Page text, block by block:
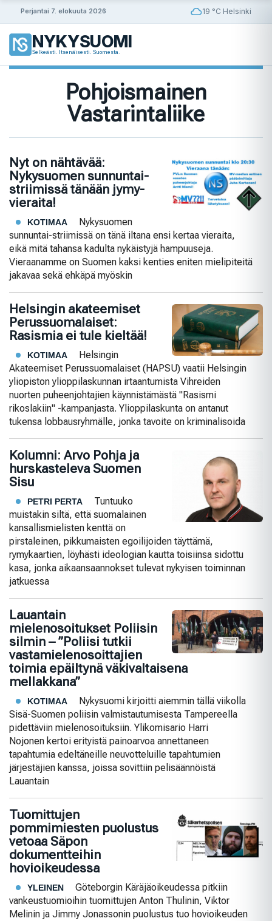
Perjantai 7. elokuuta 2026 19 °C Helsinki
NYKYSUOMI
Selkeästi. Itsenäisesti. Suomesta.
Pohjoismainen
Vastarintaliike
Nyt on nähtävää:
Nykysuomen sunnuntai-
striimissä tänään jymy-
vieraita!
KOTIMAA
Nykysuomen
sunnuntai-striimissä on tänä iltana ensi kertaa vieraita,
eikä mitä tahansa kadulta nykäistyjä hampuuseja.
Vieraanamme on Suomen kaksi kenties eniten mielipiteitä
jakavaa sekä ehkäpä myöskin
Helsingin akateemiset
Perussuomalaiset:
Rasismia ei tule kieltää!
KOTIMAA
Helsingin
Akateemiset Perussuomalaiset (HAPSU) vaatii Helsingin
yliopiston ylioppilaskunnan irtaantumista Vihreiden
nuorten puheenjohtajien käynnistämästä "Rasismi
rikoslakiin" -kampanjasta. Ylioppilaskunta on antanut
tukensa lobbausryhmälle, jonka tavoite on kriminalisoida
Kolumni: Arvo Pohja ja
hurskasteleva Suomen
Sisu
PETRI PERTA
Tuntuuko
muistakin siltä, että suomalainen
kansallismielisten kenttä on
pirstaleinen, pikkumaisten egoilijoiden täyttämä,
rymykaartien, löyhästi ideologian kautta toisiinsa sidottu
kasa, jonka aikaansaannokset tulevat nykyisen toiminnan
jatkuessa
Lauantain
mielenosoitukset Poliisin
silmin – ”Poliisi tutkii
vastamielenosoittajien
toimia epäiltynä väkivaltaisena
mellakkana”
KOTIMAA
Nykysuomi kirjoitti aiemmin tällä viikolla
Sisä-Suomen poliisin valmistautumisesta Tampereella
pidettäviin mielenosoituksiin. Ylikomisario Harri
Nojonen kertoi erityistä painoarvoa annettaneen
tapahtumia edeltäneille neuvotteluille tapahtumien
järjestäjien kanssa, joissa sovittiin pelisäännöistä
Lauantain
Tuomittujen
pommimiesten puolustus
vetoaa Säpon
dokumentteihin
hovioikeudessa
YLEINEN
Göteborgin Käräjäoikeudessa pitkiin
vankeustuomioihin tuomittujen Anton Thulinin, Viktor
Melinin ja Jimmy Jonassonin puolustus tuo hovioikeuden